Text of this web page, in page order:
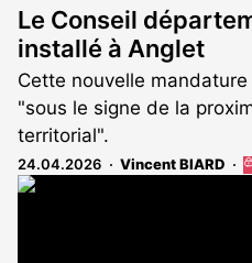
Le Conseil
installé à Anglet
Cette nouvelle
"sous le signe de la
territorial".
24.04.2026 Vincent BIARD